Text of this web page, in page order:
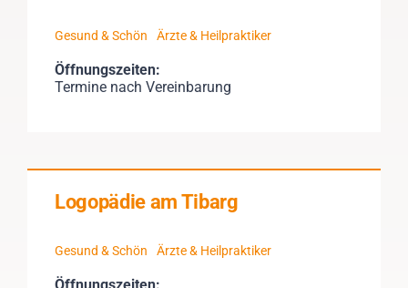
Gesund & Schön Ärzte & Heilpraktiker
Öffnungszeiten:
Termine nach Vereinbarung
Logopädie am Tibarg
Gesund & Schön Ärzte & Heilpraktiker